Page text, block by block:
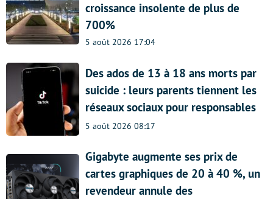
croissance insolente de plus de
700%
5 août 2026 17:04
Des ados de 13 à 18 ans morts par
suicide : leurs parents tiennent les
réseaux sociaux pour responsables
5 août 2026 08:17
Gigabyte augmente ses prix de
cartes graphiques de 20 à 40 %, un
revendeur annule des